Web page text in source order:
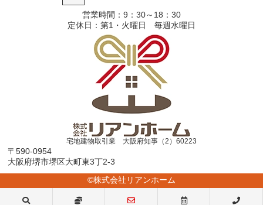
営業時間：9：30～18：30
定休日：第1・火曜日 毎週水曜日
宅地建物取引業 大阪府知事（2）60223
〒590-0954
大阪府堺市堺区大町東3丁2-3
©株式会社リアンホーム